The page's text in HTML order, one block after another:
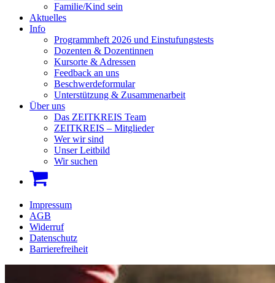
Familie/Kind sein
Aktuelles
Info
Programmheft 2026 und Einstufungstests
Dozenten & Dozentinnen
Kursorte & Adressen
Feedback an uns
Beschwerdeformular
Unterstützung & Zusammenarbeit
Über uns
Das ZEITKREIS Team
ZEITKREIS – Mitglieder
Wer wir sind
Unser Leitbild
Wir suchen
Impressum
AGB
Widerruf
Datenschutz
Barrierefreiheit